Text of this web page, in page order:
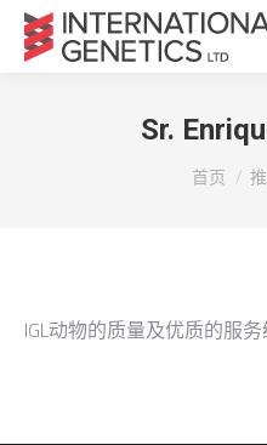
Sr.
您在这
首页
IGL动物的质量及优质的服